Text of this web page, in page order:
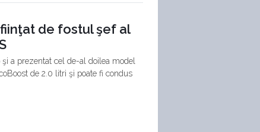
de fostul şef al
a prezentat cel de-al doilea model
de 2.0 litri şi poate fi condus